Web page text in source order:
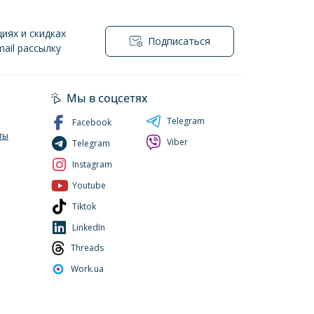
и скидках
рассылку
Подписаться
Мы в соцсетях
Facebook
Telegram
Instagram
Youtube
Tiktok
LinkedIn
Threads
Work.ua
Telegram
Viber